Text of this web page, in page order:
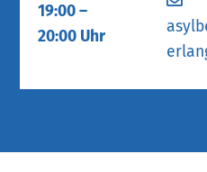
19:00 –
20:00 Uhr